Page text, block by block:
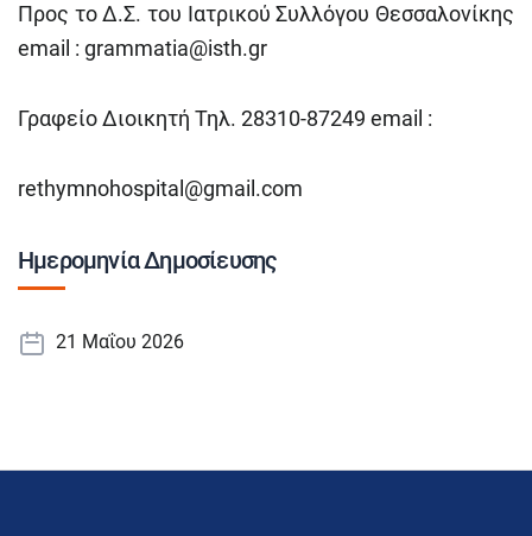
Προς το Δ.Σ. του Ιατρικού Συλλόγου Θεσσαλονίκης
email : grammatia@isth.gr
Γραφείο Διοικητή Τηλ. 28310-87249 email :
rethymnohospital@gmail.com
Ημερομηνία Δημοσίευσης
21 Μαΐου 2026